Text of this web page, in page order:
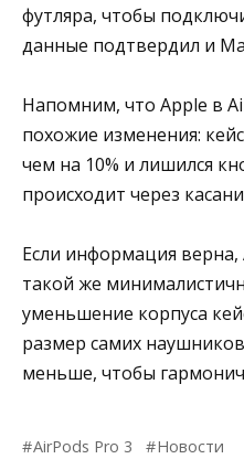
футляра, чтобы
данные подтвердил и
Напомним, что Apple в
похожие изменения:
чем на 10% и лишился
происходит через
Если информация верна,
такой же
уменьшение корпуса
размер самих
меньше, чтобы
AirPods Pro 3 Новости